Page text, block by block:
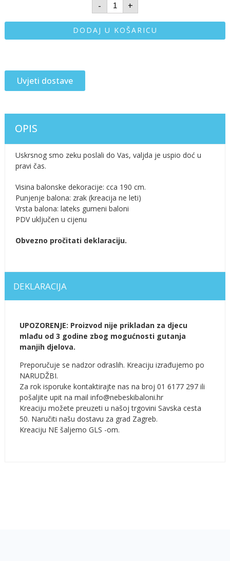
- +
DODAJ U KOŠARICU
Uvjeti dostave
OPIS
Uskrsnog smo zeku poslali do Vas, valjda je uspio doć u
pravi čas.
Visina balonske dekoracije: cca 190 cm.
Punjenje balona: zrak (kreacija ne leti)
Vrsta balona: lateks gumeni baloni
PDV uključen u cijenu
Obvezno pročitati deklaraciju.
DEKLARACIJA
UPOZORENJE: Proizvod nije prikladan za djecu
mlađu od 3 godine zbog mogućnosti gutanja
manjih djelova.
Preporučuje se nadzor odraslih. Kreaciju izrađujemo po
NARUDŽBI.
Za rok isporuke kontaktirajte nas na broj 01 6177 297 ili
pošaljite upit na mail info@nebeskibaloni.hr
Kreaciju možete preuzeti u našoj trgovini Savska cesta
50. Naručiti našu dostavu za grad Zagreb.
Kreaciju NE šaljemo GLS -om.